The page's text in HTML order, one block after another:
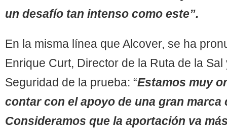
un desafío tan intenso como este”.
En la misma línea que Alcover, se ha
Enrique Curt, Director de la Ruta de la
Seguridad de la prueba: “Estamos muy
contar con el apoyo de una gran marca
Consideramos que la aportación va